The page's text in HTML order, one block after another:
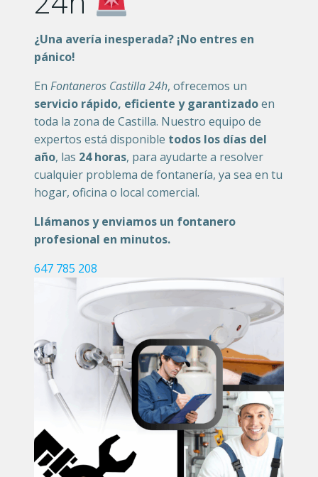
¿Una avería inesperada? ¡No entres en
pánico!
En Fontaneros Castilla 24h, ofrecemos un
servicio rápido, eficiente y garantizadoen
toda la zona de Castilla. Nuestro equipo de
expertos está disponible todos los días del
año, las 24 horas, para ayudarte a resolver
cualquier problema de fontanería, ya sea en tu
hogar, oficina o local comercial.
Llámanos y enviamos un fontanero
profesional en minutos.
647 785 208